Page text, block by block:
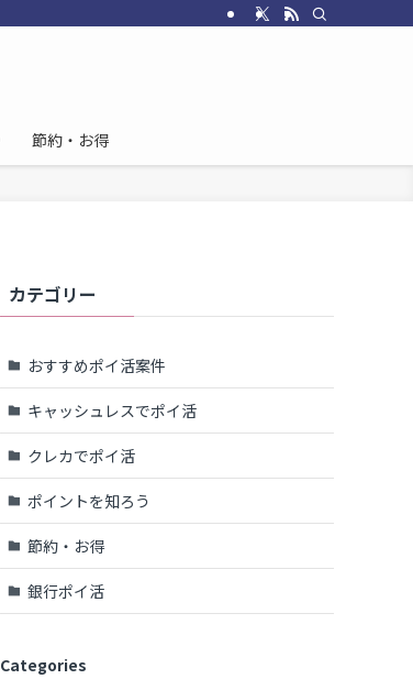
節約・お得
カテゴリー
おすすめポイ活案件
キャッシュレスでポイ活
クレカでポイ活
ポイントを知ろう
節約・お得
銀行ポイ活
Categories